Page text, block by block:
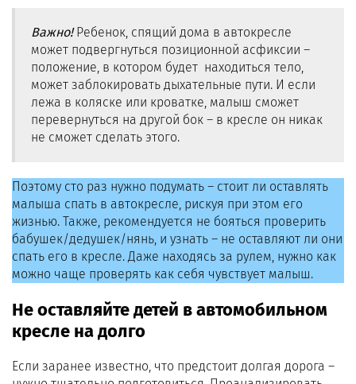
Важно!Ребенок, спящий дома в автокресле
может подвергнуться позиционной асфиксии –
положение, в котором будет находиться тело,
может заблокировать дыхательные пути. И если
лежа в коляске или кроватке, малыш сможет
перевернуться на другой бок – в кресле он никак
не сможет сделать этого.
Поэтому сто раз нужно подумать – стоит ли оставлять
малыша спать в автокресле, рискуя при этом его
жизнью. Также, рекомендуется не бояться проверить
бабушек/дедушек/нянь, и узнать – не оставляют ли они
спать его в кресле. Даже находясь за рулем, нужно как
можно чаще проверять как себя чувствует малыш.
Не оставляйте детей в автомобильном
кресле на долго
Если заранее известно, что предстоит долгая дорога –